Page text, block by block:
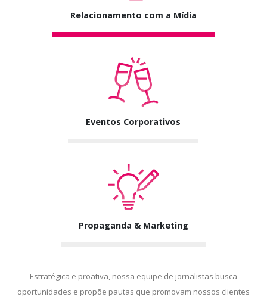
Relacionamento com a Mídia
Eventos Corporativos
Propaganda & Marketing
Estratégica e proativa, nossa equipe de jornalistas busca
oportunidades e propõe pautas que promovam nossos clientes